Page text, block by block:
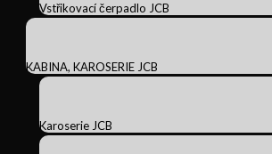
Vstřikovací čerpadlo JCB
KABINA, KAROSERIE JCB
Karoserie JCB